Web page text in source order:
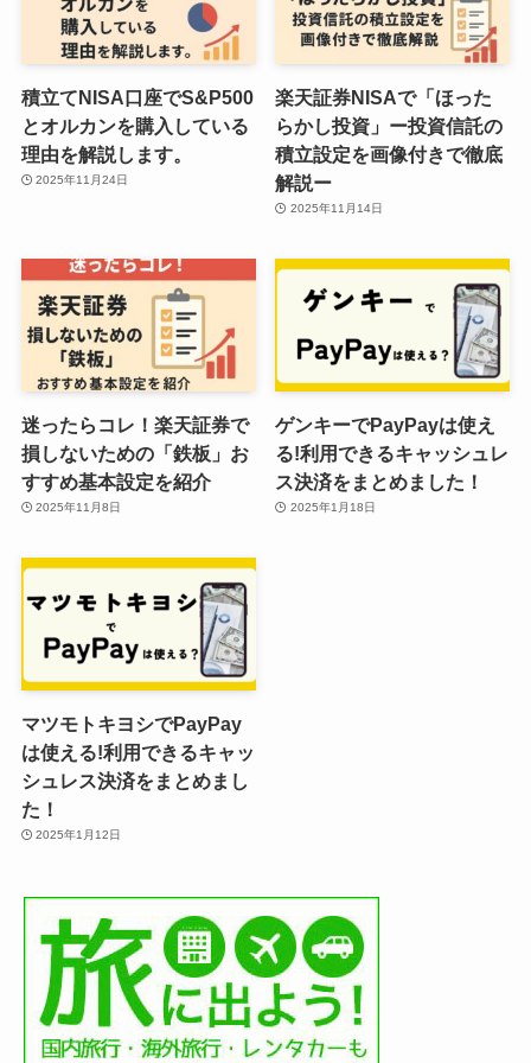
積立てNISA口座でS&P500
とオルカンを購入している
理由を解説します。
2025年11月24日
楽天証券NISAで「ほった
らかし投資」ー投資信託の
積立設定を画像付きで徹底
解説ー
2025年11月14日
迷ったらコレ！楽天証券で
損しないための「鉄板」お
すすめ基本設定を紹介
2025年11月8日
ゲンキーでPayPayは使え
る!利用できるキャッシュレ
ス決済をまとめました！
2025年1月18日
マツモトキヨシでPayPay
は使える!利用できるキャッ
シュレス決済をまとめまし
た！
2025年1月12日